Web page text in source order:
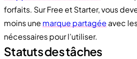
forfaits. Sur Free et Starter, vous
moins une marque partagée avec
nécessaires pour l’utiliser.
Statuts des tâches